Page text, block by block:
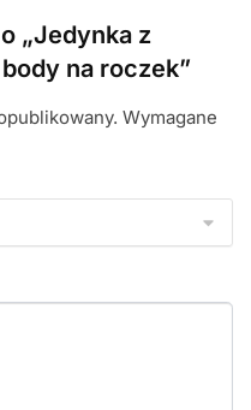
„Jedynka z
na roczek”
Wymagane